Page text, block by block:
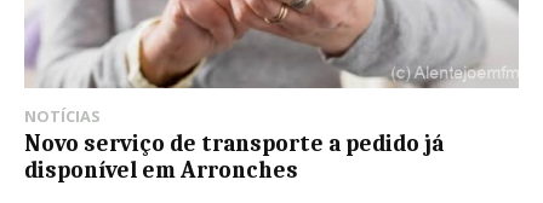
NOTÍCIAS
Novo serviço de transporte a pedido já
disponível em Arronches